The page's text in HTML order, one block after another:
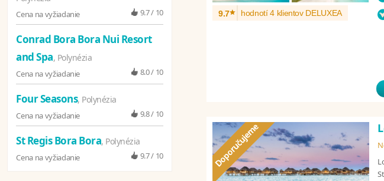
Cena na vyžiadanie 9.7 / 10
Conrad Bora Bora Nui Resort
and Spa, Polynézia
Cena na vyžiadanie 8.0 / 10
Four Seasons, Polynézia
Cena na vyžiadanie 9.8 / 10
St Regis Bora Bora, Polynézia
Cena na vyžiadanie 9.7 / 10
9.7* hodnotí 4 klientov DELUXEA